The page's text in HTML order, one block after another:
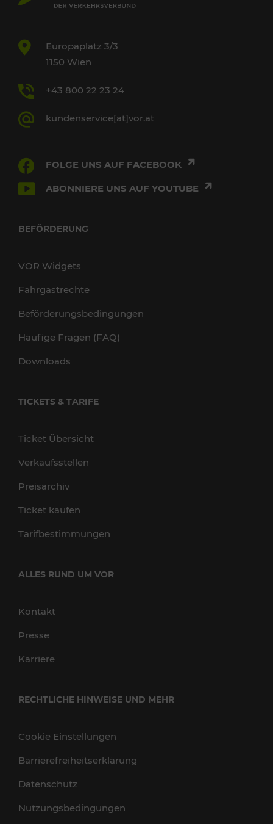
Europaplatz 3/3
1150 Wien
+43 800 22 23 24
kundenservice[at]vor.at
FOLGE UNS AUF FACEBOOK
ABONNIERE UNS AUF YOUTUBE
BEFÖRDERUNG
VOR Widgets
Fahrgastrechte
Beförderungsbedingungen
Häufige Fragen (FAQ)
Downloads
TICKETS & TARIFE
Ticket Übersicht
Verkaufsstellen
Preisarchiv
Ticket kaufen
Tarifbestimmungen
ALLES RUND UM VOR
Kontakt
Presse
Karriere
RECHTLICHE HINWEISE UND MEHR
Cookie Einstellungen
Barrierefreiheitserklärung
Datenschutz
Nutzungsbedingungen